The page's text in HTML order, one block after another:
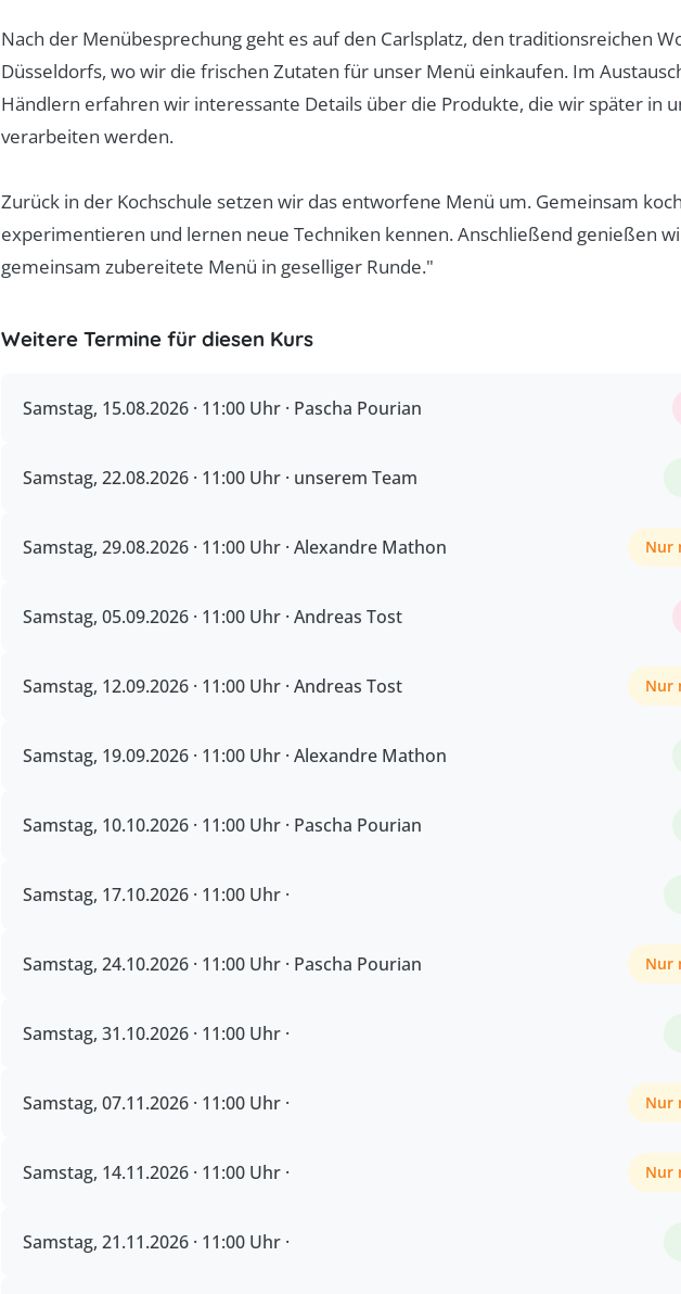
Nach der Menübesprechung geht es auf den Carlsplatz, den traditionsreichen
Düsseldorfs, wo wir die frischen Zutaten für unser Menü einkaufen. Im
Händlern erfahren wir interessante Details über die Produkte, die wir später in
verarbeiten werden.
Zurück in der Kochschule setzen wir das entworfene Menü um. Gemeinsam
experimentieren und lernen neue Techniken kennen. Anschließend genießen
gemeinsam zubereitete Menü in geselliger Runde."
Weitere Termine für diesen Kurs
Samstag, 15.08.2026 · 11:00 Uhr · Pascha Pourian
Samstag, 22.08.2026 · 11:00 Uhr · unserem Team
Samstag, 29.08.2026 · 11:00 Uhr · Alexandre Mathon Nur
Samstag, 05.09.2026 · 11:00 Uhr · Andreas Tost
Samstag, 12.09.2026 · 11:00 Uhr · Andreas Tost Nur
Samstag, 19.09.2026 · 11:00 Uhr · Alexandre Mathon
Samstag, 10.10.2026 · 11:00 Uhr · Pascha Pourian
Samstag, 17.10.2026 · 11:00 Uhr ·
Samstag, 24.10.2026 · 11:00 Uhr · Pascha Pourian Nur
Samstag, 31.10.2026 · 11:00 Uhr ·
Samstag, 07.11.2026 · 11:00 Uhr · Nur
Samstag, 14.11.2026 · 11:00 Uhr · Nur
Samstag, 21.11.2026 · 11:00 Uhr ·